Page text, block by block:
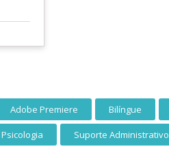
Adobe Premiere Bilíngue
Psicologia Suporte Administrativo